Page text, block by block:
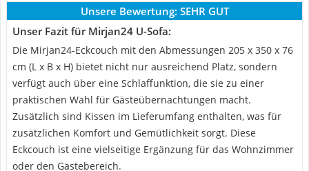
Unsere Bewertung: SEHR GUT
Unser Fazit für Mirjan24 U-Sofa:
Die Mirjan24-Eckcouch mit den Abmessungen 205 x 350 x 76
cm (L x B x H) bietet nicht nur ausreichend Platz, sondern
verfügt auch über eine Schlaffunktion, die sie zu einer
praktischen Wahl für Gästeübernachtungen macht.
Zusätzlich sind Kissen im Lieferumfang enthalten, was für
zusätzlichen Komfort und Gemütlichkeit sorgt. Diese
Eckcouch ist eine vielseitige Ergänzung für das Wohnzimmer
oder den Gästebereich.